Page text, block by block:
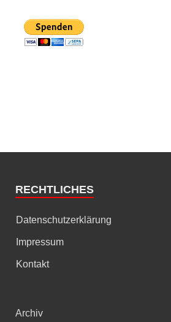
RECHTLICHES
Datenschutzerklärung
Impressum
Kontakt
Archiv